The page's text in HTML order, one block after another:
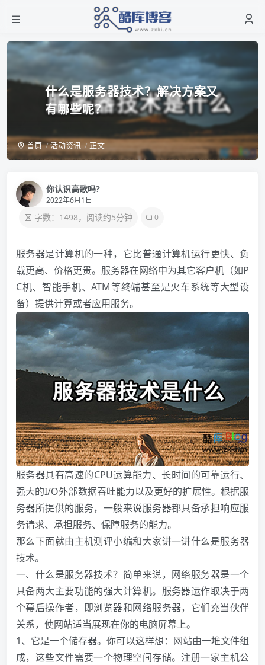
什么是服务器技术？解决方案又
有哪些呢？
首页 活动资讯 正文
你认识高歌吗?
2022年6月1日
字数：1498，阅读约5分钟 0
服务器是计算机的一种，它比普通计算机运行更快、负
载更高、价格更贵。服务器在网络中为其它客户机（如P
C机、智能手机、ATM等终端甚至是火车系统等大型设
备）提供计算或者应用服务。
服务器具有高速的CPU运算能力、长时间的可靠运行、
强大的I/O外部数据吞吐能力以及更好的扩展性。根据服
务器所提供的服务，一般来说服务器都具备承担响应服
务请求、承担服务、保障服务的能力。
那么下面就由主机测评小编和大家讲一讲什么是服务器
技术。
一、什么是服务器技术？简单来说，网络服务器是一个
具备两大主要功能的强大计算机。服务器运作取决于两
个幕后操作者，即浏览器和网络服务器，它们充当伙伴
关系，使网站适当展现在你的电脑屏幕上。
1、它是一个储存器。你可以这样想：网站由一堆文件组
成，这些文件需要一个物理空间存储。注册一家主机公